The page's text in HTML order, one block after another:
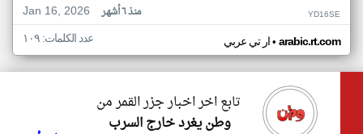
Jan 16, 2026
منذ ٦ أشهر YD16SE
ار تي عربي• arabic.rt.com عدد الكلمات: ١٠٩
تابع اخر اخبار جزر القمر من
وطن يغرد خارج السرب